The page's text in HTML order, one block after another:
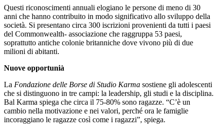
Questi riconoscimenti annuali elogiano le persone di meno di 30
anni che hanno contribuito in modo significativo allo sviluppo della
società. Si presentano circa 300 iscrizioni provenienti da tutti i paesi
del Commonwealth- associazione che raggruppa 53 paesi,
soprattutto antiche colonie britanniche dove vivono più di due
milioni di abitanti.
Nuove opportunià
La Fondazione delle Borse di Studio Karma sostiene gli adolescenti
che si distinguono in tre campi: la leadership, gli studi e la disciplina.
Bal Karma spiega che circa il 75-80% sono ragazze. “C’è un
cambio nella motivazione e nei valori, perché ora le famiglie
incoraggiano le ragazze così come i ragazzi”, spiega.